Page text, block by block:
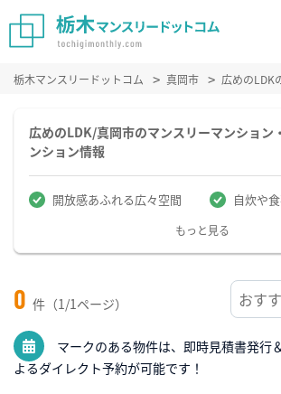
栃木マンスリードットコム 真岡市 広めのLDK
広めのLDK/真岡市のマンスリーマンション
ンション情報
開放感あふれる広々空間 自炊や
もっと見る
0 件（1/1ページ）
マークのある物件は、即時見積書発行
よるダイレクト予約が可能です！